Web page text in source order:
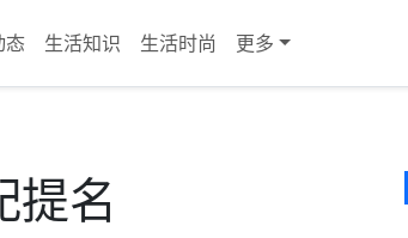
态 生活知识 生活时尚 更多
提名